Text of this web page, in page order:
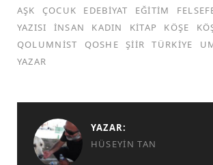
AŞK
ÇOCUK EDEBIYAT EĞITIM
YAZISI
INSAN KADIN KITAP KÖŞE
QOLUMNIST
QOSHE ŞIIR TÜRKIYE
YAZAR
YAZAR:
HÜSEYIN TAN